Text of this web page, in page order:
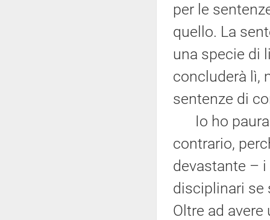
per le
quello. La
una specie di
concluderà lì,
sentenze di
Io ho paura
contrario,
devastante –
disciplinari se
Oltre ad